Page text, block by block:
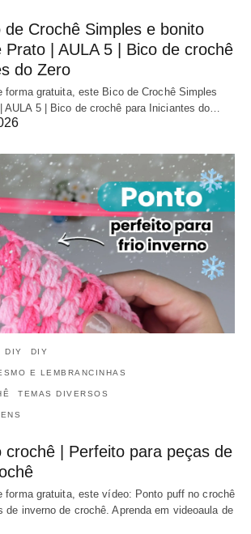
de Crochê Simples e bonito
Prato | AULA 5 | Bico de crochê
do Zero
forma gratuita, este Bico de Crochê Simples
AULA 5 | Bico de crochê para Iniciantes do…
DIY DIY
E LEMBRANCINHAS
TEMAS DIVERSOS
crochê | Perfeito para peças de
forma gratuita, este vídeo: Ponto puff no crochê
de inverno de crochê. Aprenda em videoaula de